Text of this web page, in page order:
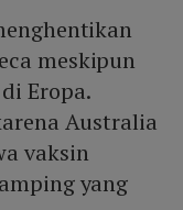
meskipun
Eropa.
Australia
vaksin
yang